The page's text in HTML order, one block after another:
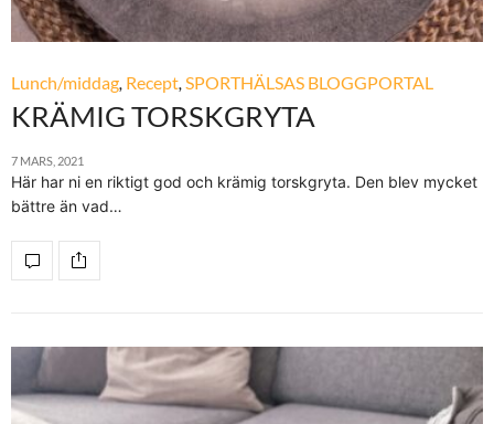
Lunch/middag Recept SPORTHÄLSAS BLOGGPORTAL
KRÄMIG TORSKGRYTA
7 MARS, 2021
Här har ni en riktigt god och krämig torskgryta. Den blev mycket
bättre än vad…